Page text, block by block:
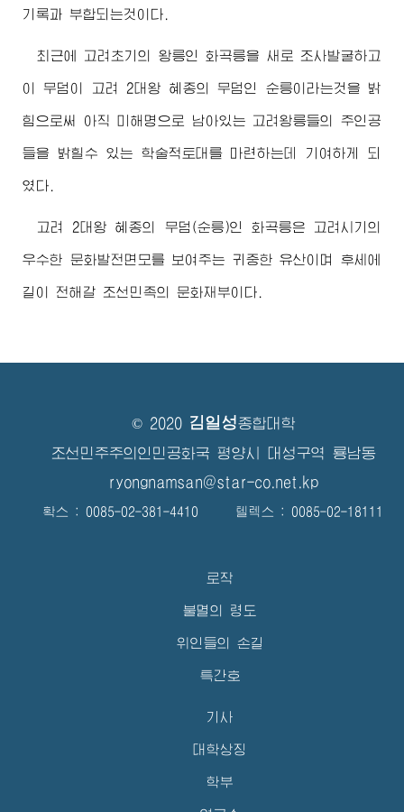
기록과 부합되는것이다.
최근에 고려초기의 왕릉인 화곡릉을 새로 조사발굴하고
이 무덤이 고려 2대왕 혜종의 무덤인 순릉이라는것을 밝
힘으로써 아직 미해명으로 남아있는 고려왕릉들의 주인공
들을 밝힐수 있는 학술적토대를 마련하는데 기여하게 되
였다.
고려 2대왕 혜종의 무덤(순릉)인 화곡릉은 고려시기의
우수한 문화발전면모를 보여주는 귀중한 유산이며 후세에
길이 전해갈 조선민족의 문화재부이다.
© 2020 김일성종합대학
조선민주주의인민공화국 평양시 대성구역 룡남동
ryongnamsan@star-co.net.kp
확스 : 0085-02-381-4410 텔렉스 : 0085-02-18111
로작
불멸의 령도
위인들의 손길
특간호
기사
대학상징
학부